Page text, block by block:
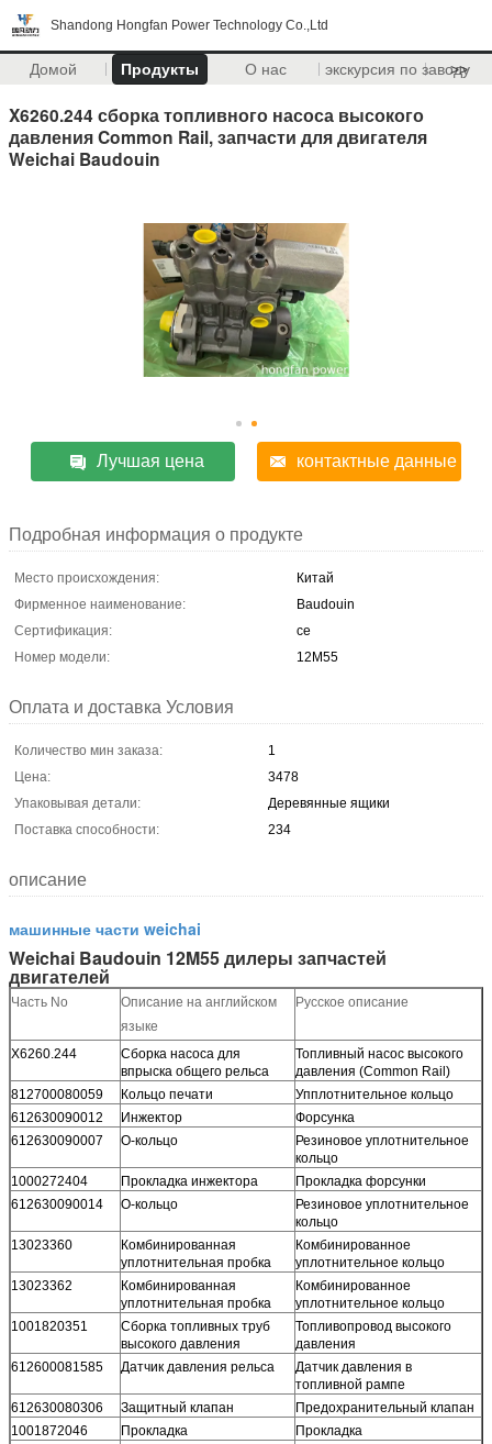
Shandong Hongfan Power Technology Co.,Ltd
Домой Продукты О нас экскурсия по заводу
>>
X6260.244 сборка топливного насоса высокого
давления Common Rail, запчасти для двигателя
Weichai Baudouin
Лучшая цена контактные данные
Подробная информация о продукте
Место происхождения:
Китай
Фирменное наименование:
Baudouin
Сертификация:
ce
Номер модели:
12М55
Оплата и доставка Условия
Количество мин заказа:
1
Цена:
3478
Упаковывая детали:
Деревянные ящики
Поставка способности:
234
описание
машинные части weichai
Weichai Baudouin 12M55 дилеры запчастей
двигателей
Часть No
Описание на английском
языке
Русское описание
X6260.244
Сборка насоса для
впрыска общего рельса
Топливный насос высокого
давления (Common Rail)
812700080059
Кольцо печати
Упплотнительное кольцо
612630090012
Инжектор
Форсунка
612630090007
О-кольцо
Резиновое уплотнительное
кольцо
1000272404
Прокладка инжектора
Прокладка форсунки
612630090014
О-кольцо
Резиновое уплотнительное
кольцо
13023360
Комбинированная
уплотнительная пробка
Комбинированное
уплотнительное кольцо
13023362
Комбинированная
уплотнительная пробка
Комбинированное
уплотнительное кольцо
1001820351
Сборка топливных труб
высокого давления
Топливопровод высокого
давления
612600081585
Датчик давления рельса
Датчик давления в
топливной рампе
612630080306
Защитный клапан
Предохранительный клапан
1001872046
Прокладка
Прокладка